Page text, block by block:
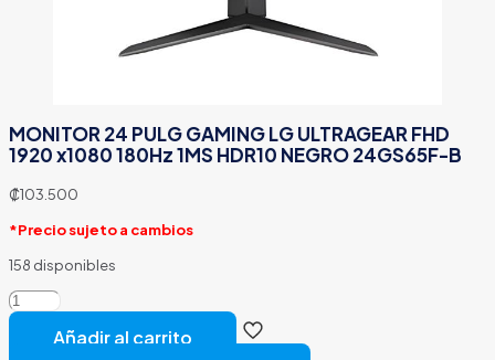
MONITOR 24 PULG GAMING LG ULTRAGEAR FHD
1920 x1080 180Hz 1MS HDR10 NEGRO 24GS65F-B
₡103.500
*Precio sujeto a cambios
158 disponibles
MONITOR
24
Añadir al carrito